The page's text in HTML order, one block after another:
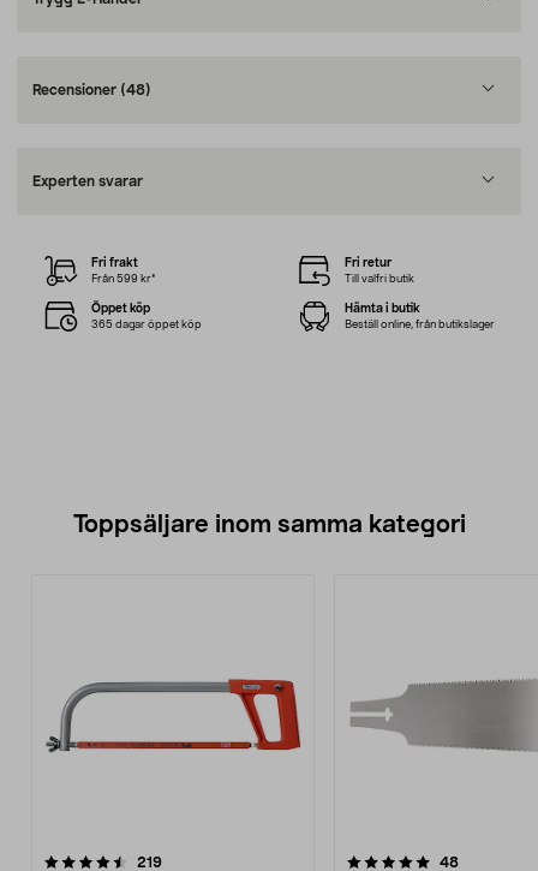
Recensioner (48)
Experten svarar
Fri frakt
Från 599 kr*
Fri retur
Till valfri butik
Öppet köp
365 dagar öppet köp
Hämta i butik
Beställ online, från butikslager
Toppsäljare inom samma kategori
219recensioner
5.0 av 5 stjärnor 48recensioner
4.5 av 5 stjärnor